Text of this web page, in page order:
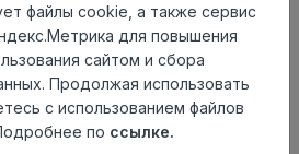
файлы cookie, а также сервис
для повышения
сайтом и сбора
Продолжая использовать
с использованием файлов
по ссылке.